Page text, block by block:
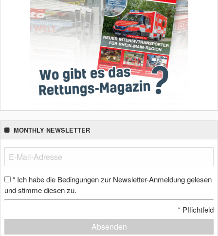
MONTHLY NEWSLETTER
* Ich habe die Bedingungen zur Newsletter-Anmeldung gelesen
und stimme diesen zu.
* Pflichtfeld
Absenden